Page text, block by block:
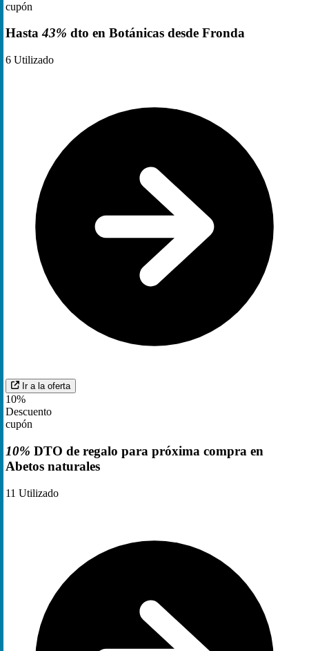
cupón
Hasta43% dto en Botánicas desde Fronda
6 Utilizado
Ir a la oferta
10%
Descuento
cupón
10% DTO de regalo para próxima compra en
Abetos naturales
11 Utilizado